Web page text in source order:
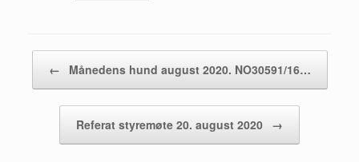
← Månedens hund august 2020. NO30591/16…
Referat styremøte 20. august 2020 →